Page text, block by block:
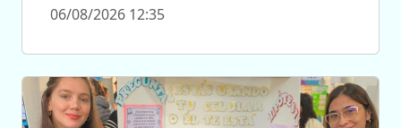
06/08/2026 12:35